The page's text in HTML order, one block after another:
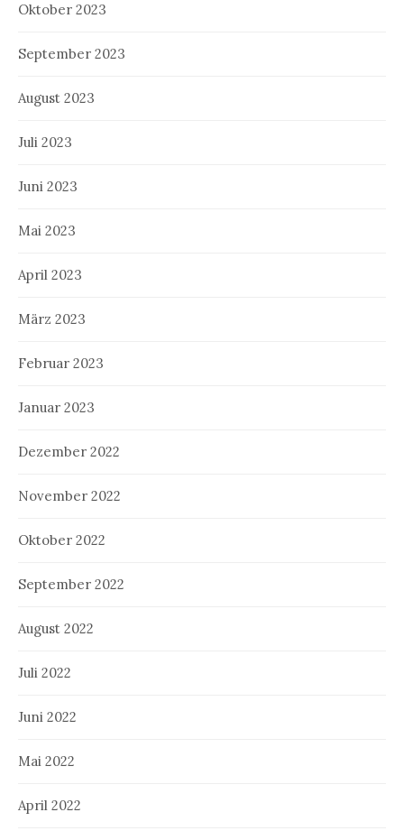
Oktober 2023
September 2023
August 2023
Juli 2023
Juni 2023
Mai 2023
April 2023
März 2023
Februar 2023
Januar 2023
Dezember 2022
November 2022
Oktober 2022
September 2022
August 2022
Juli 2022
Juni 2022
Mai 2022
April 2022